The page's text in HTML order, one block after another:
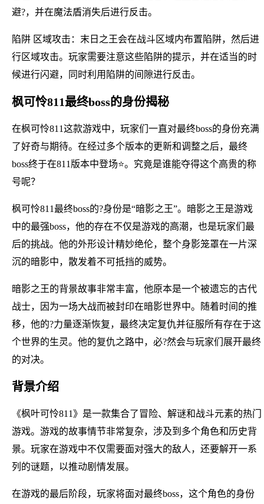
避?，并在魔法盾消失后进行反击。
陷阱 区域攻击：末日之王会在战斗区域内布置陷阱，然后进
行区域攻击。玩家需要注意这些陷阱的提示，并在适当的时
候进行闪避，同时利用陷阱的间隙进行反击。
枫可怜811最终boss的身份揭秘
在枫可怜811这款游戏中，玩家们一直对最终boss的身份充满
了好奇与期待。在经过多个版本的更新和调整之后，最终
boss终于在811版本中登场⭐。究竟是谁能夺得这个高贵的称
号呢？
枫可怜811最终boss的?身份是“暗影之王”。暗影之王是游戏
中的最强boss，他的存在不仅是游戏的高潮，也是玩家们最
后的挑战。他的外形设计精妙绝伦，整个身影笼罩在一片深
沉的暗影中，散发着不可抵挡的威势。
暗影之王的背景故事非常丰富，他原本是一个被遗忘的古代
战士，因为一场大战而被封印在暗影世界中。随着时间的推
移，他的?力量逐渐恢复，最终决定复仇并征服所有存在于这
个世界的生灵。他的复仇之路中，必?然会与玩家们展开最终
的对决。
背景介绍
《枫叶可怜811》是一款集合了冒险、解谜和战斗元素的热门
游戏。游戏的故事情节非常复杂，涉及到多个角色和历史背
景。玩家在游戏中不仅需要面对强大的敌人，还要解开一系
列的谜题，以推动剧情发展。
在游戏的最后阶段，玩家将面对最终boss，这个角色的身份